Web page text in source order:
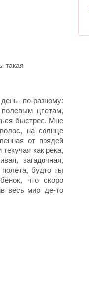
такая
по-разному:
полевым цветам,
быстрее. Мне
на солнце
от прядей
как река,
загадочная,
полета, будто ты
что скоро
весь мир где-то